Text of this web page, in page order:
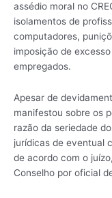
assédio moral no
isolamentos de
computadores,
imposição de
empregados.
Apesar de
manifestou sobre os
razão da seriedade
jurídicas de eventual
de acordo com o
Conselho por oficial